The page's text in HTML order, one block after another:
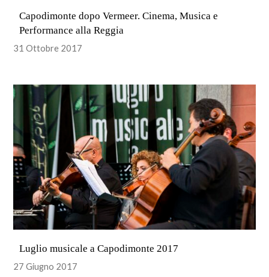
Capodimonte dopo Vermeer. Cinema, Musica e
Performance alla Reggia
31 Ottobre 2017
Luglio musicale a Capodimonte 2017
27 Giugno 2017